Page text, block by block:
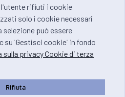
l'utente rifiuti i cookie
solo i cookie necessari
selezione può essere
su 'Gestisci cookie' in fondo
sulla privacy Cookie di terza
Rifiuta